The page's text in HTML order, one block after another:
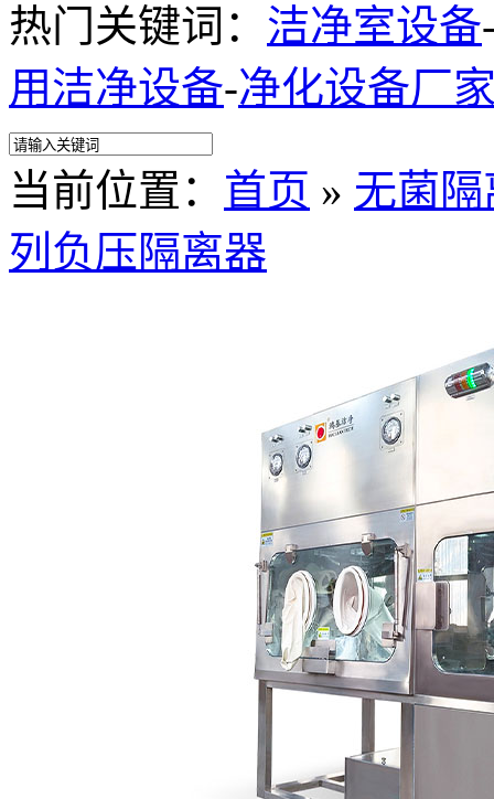
热门关键词： 洁净室设备
用洁净设备-净化设备厂
当前位置： 首页 » 无菌
列负压隔离器